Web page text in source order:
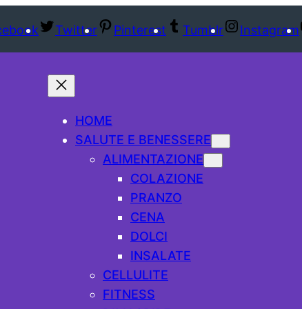
Twitter Pinterest Tumblr Instagram
HOME
SALUTE E BENESSERE
ALIMENTAZIONE
COLAZIONE
PRANZO
CENA
DOLCI
INSALATE
CELLULITE
FITNESS